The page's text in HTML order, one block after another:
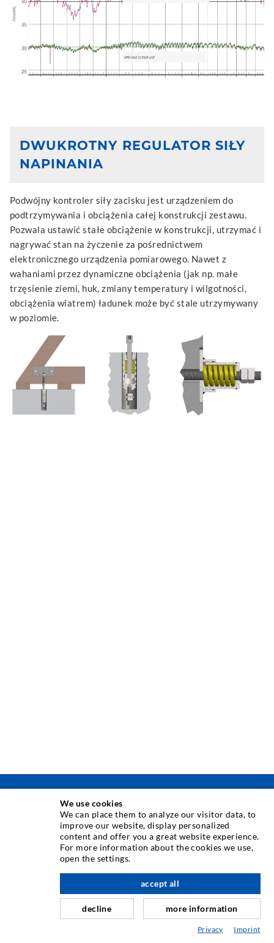
DWUKROTNY REGULATOR SIŁY
NAPINANIA
Podwójny kontroler siły zacisku jest urządzeniem do
podtrzymywania i obciążenia całej konstrukcji zestawu.
Pozwala ustawić stałe obciążenie w konstrukcji, utrzymać i
nagrywać stan na życzenie za pośrednictwem
elektronicznego urządzenia pomiarowego. Nawet z
wahaniami przez dynamiczne obciążenia (jak np. małe
trzęsienie ziemi, huk, zmiany temperatury i wilgotności,
obciążenia wiatrem) ładunek może być stale utrzymywany
w poziomie.
TECHNIKA INIEKCJI
Uszczelnienie poziome
Iniekcja kurtynowa i strukturalna
Naprawa fug
Górnictwo i budowa tuneli
We use cookies
We can place them to analyze our visitor data, to
improve our website, display personalized
content and offer you a great website experience.
For more information about the cookies we use,
open the settings.
decline
accept all
more information
Privacy Imprint